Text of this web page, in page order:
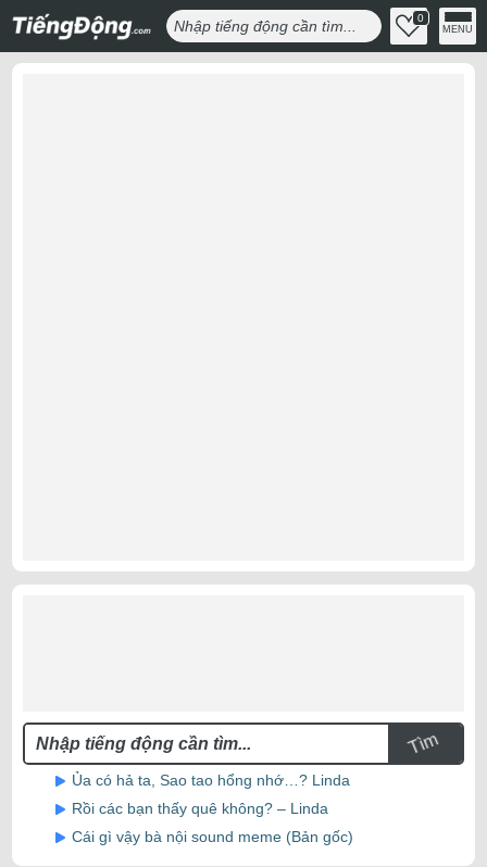
0
MENU
Tìm
Ủa có hả ta, Sao tao hổng nhớ…? Linda
Rồi các bạn thấy quê không? – Linda
Cái gì vậy bà nội sound meme (Bản gốc)